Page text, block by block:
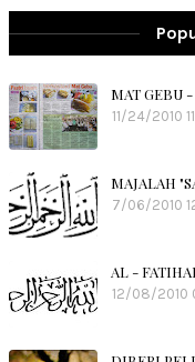
MAT GEBU
11/24/2010
MAJALAH
7/06/2010
AL -
12/08/2010